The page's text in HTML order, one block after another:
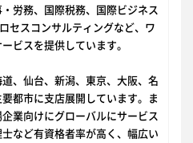
労務、国際税務、国際ビジネス
セスコンサルティングなど、ワ
ビスを提供しています。
、仙台、新潟、東京、大阪、名
都市に支店展開しています。ま
業向けにグローバルにサービス
など有資格者率が高く、幅広い